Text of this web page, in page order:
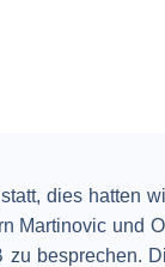
statt, dies hatten
Martinovic und
besprechen.